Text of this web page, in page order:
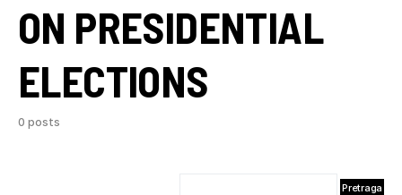
ON PRESIDENTIAL
ELECTIONS
0 posts